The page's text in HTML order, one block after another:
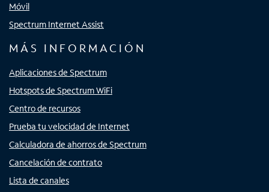
Móvil
Spectrum Internet Assist
MÁS INFORMACIÓN
Aplicaciones de Spectrum
Hotspots de Spectrum WiFi
Centro de recursos
Prueba tu velocidad de Internet
Calculadora de ahorros de Spectrum
Cancelación de contrato
Lista de canales